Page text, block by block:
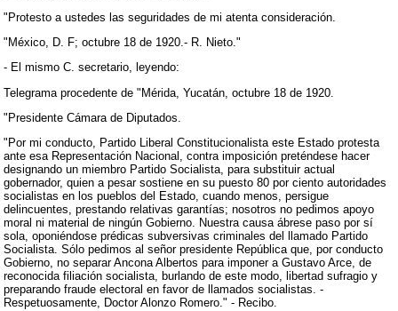
"Protesto a ustedes las seguridades de mi atenta consideración.
"México, D. F; octubre 18 de 1920.- R. Nieto."
- El mismo C. secretario, leyendo:
Telegrama procedente de "Mérida, Yucatán, octubre 18 de 1920.
"Presidente Cámara de Diputados.
"Por mi conducto, Partido Liberal Constitucionalista este Estado protesta
ante esa Representación Nacional, contra imposición preténdese hacer
designando un miembro Partido Socialista, para substituir actual
gobernador, quien a pesar sostiene en su puesto 80 por ciento autoridades
socialistas en los pueblos del Estado, cuando menos, persigue
delincuentes, prestando relativas garantías; nosotros no pedimos apoyo
moral ni material de ningún Gobierno. Nuestra causa ábrese paso por sí
sola, oponiéndose prédicas subversivas criminales del llamado Partido
Socialista. Sólo pedimos al señor presidente República que, por conducto
Gobierno, no separar Ancona Albertos para imponer a Gustavo Arce, de
reconocida filiación socialista, burlando de este modo, libertad sufragio y
preparando fraude electoral en favor de llamados socialistas. -
Respetuosamente, Doctor Alonzo Romero." - Recibo.